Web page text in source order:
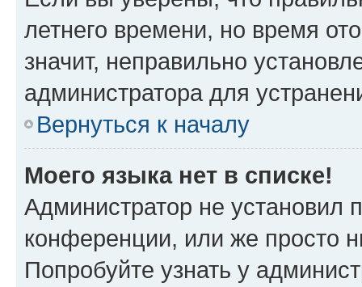
летнего времени, но время
значит, неправильно
администратора для
Вернуться к началу
Моего языка нет в списке!
Администратор не установил
конференции, или же просто
Попробуйте узнать у